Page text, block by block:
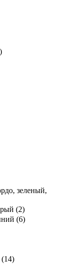
)
зеленый,
(2)
(6)
14)